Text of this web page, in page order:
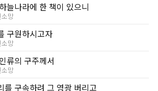
늘나라에 한 책이 있으니
망
구원하시고자
망
류의 구주께서
망
를 구속하려 그 영광 버리고